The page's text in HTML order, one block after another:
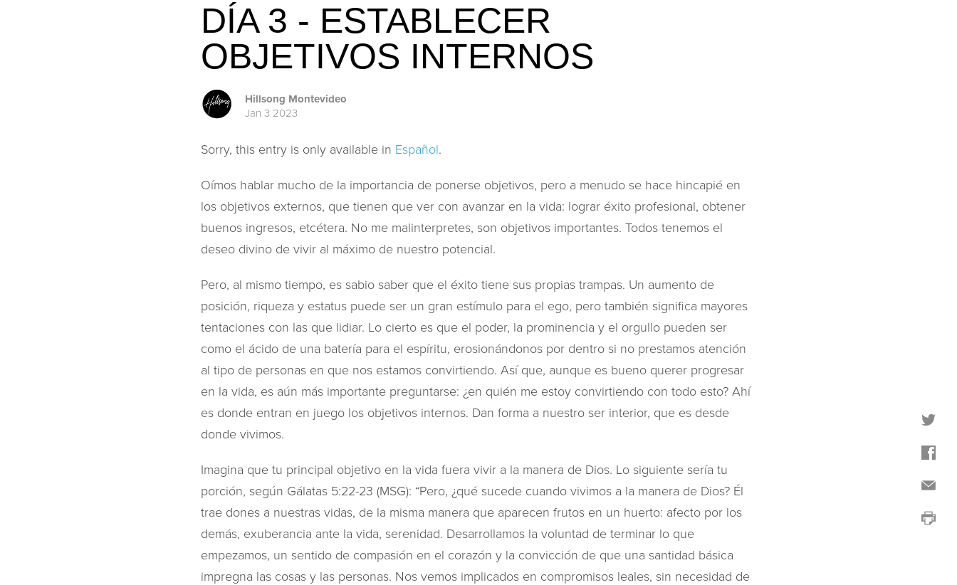
DÍA 3 - ESTABLECER
OBJETIVOS INTERNOS
Hillsong Montevideo
Jan 3 2023
Sorry, this entry is only available in Español.
Oímos hablar mucho de la importancia de ponerse objetivos, pero a menudo se hace hincapié en
los objetivos externos, que tienen que ver con avanzar en la vida: lograr éxito profesional, obtener
buenos ingresos, etcétera. No me malinterpretes, son objetivos importantes. Todos tenemos el
deseo divino de vivir al máximo de nuestro potencial.
Pero, al mismo tiempo, es sabio saber que el éxito tiene sus propias trampas. Un aumento de
posición, riqueza y estatus puede ser un gran estímulo para el ego, pero también significa mayores
tentaciones con las que lidiar. Lo cierto es que el poder, la prominencia y el orgullo pueden ser
como el ácido de una batería para el espíritu, erosionándonos por dentro si no prestamos atención
al tipo de personas en que nos estamos convirtiendo. Así que, aunque es bueno querer progresar
en la vida, es aún más importante preguntarse: ¿en quién me estoy convirtiendo con todo esto? Ahí
es donde entran en juego los objetivos internos. Dan forma a nuestro ser interior, que es desde
donde vivimos.
Imagina que tu principal objetivo en la vida fuera vivir a la manera de Dios. Lo siguiente sería tu
porción, según Gálatas 5:22-23 (MSG): “Pero, ¿qué sucede cuando vivimos a la manera de Dios? Él
trae dones a nuestras vidas, de la misma manera que aparecen frutos en un huerto: afecto por los
demás, exuberancia ante la vida, serenidad. Desarrollamos la voluntad de terminar lo que
empezamos, un sentido de compasión en el corazón y la convicción de que una santidad básica
impregna las cosas y las personas. Nos vemos implicados en compromisos leales, sin necesidad de